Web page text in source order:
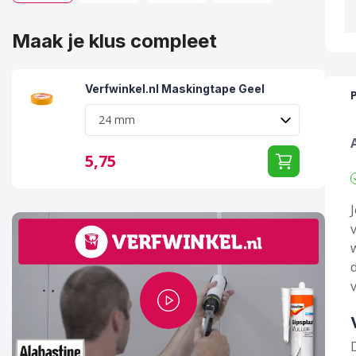
Maak je klus compleet
Verfwinkel.nl Maskingtape Geel
5,75